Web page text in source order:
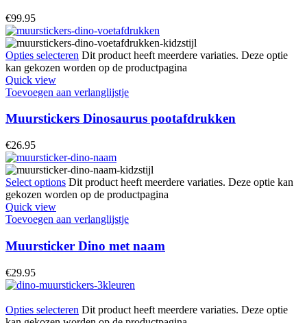
€99.95
Opties selecteren Dit product heeft meerdere variaties. Deze optie
kan gekozen worden op de productpagina
Quick view
Toevoegen aan verlanglijstje
Muurstickers Dinosaurus pootafdrukken
€26.95
Select options Dit product heeft meerdere variaties. Deze optie kan
gekozen worden op de productpagina
Quick view
Toevoegen aan verlanglijstje
Muursticker Dino met naam
€29.95
Opties selecteren Dit product heeft meerdere variaties. Deze optie